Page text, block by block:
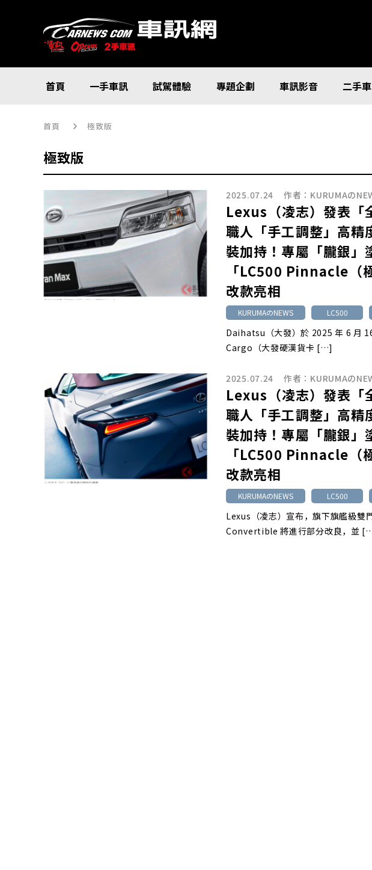
首頁 一手車訊 試駕體驗 專題企劃 車訊影音 二手
首頁 極致版
極致版
2025.07.24 作者： KURUMAの
Lexus（凌志）發表「
職人「手工調整」高精
裝加持！專屬「朧銀」
「LC500 Pinnacle（
改款亮相
KURUMAのNEWS LC500
Daihatsu（大發）於 2025 年 6 月
Cargo（大發硬漢貨卡 […]
2025.07.24 作者： KURUMAの
Lexus（凌志）發表「
職人「手工調整」高精
裝加持！專屬「朧銀」
「LC500 Pinnacle（
改款亮相
KURUMAのNEWS LC500
Lexus（凌志）宣布，旗下旗艦級雙
Convertible 將進行部分改良，並